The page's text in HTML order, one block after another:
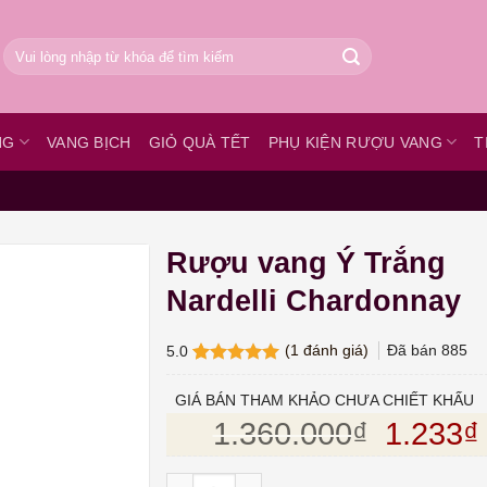
Tìm
kiếm:
VANG BỊCH GIỎ QUÀ TẾT PHỤ KIỆN RƯỢU VANG
Rượu vang Ý Trắng
Nardelli Chardonnay
5.0
dựa trên
(1 đánh giá) Đã bán 885
GIÁ BÁN THAM KHẢO CHƯA CHIẾT KHẤU
1.360.000₫ Giá
1.233₫